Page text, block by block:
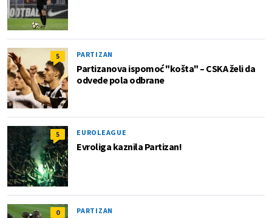
5 PARTIZAN
Partizanova ispomoć "košta" – CSKA želi da
odvede pola odbrane
5 EUROLEAGUE
Evroliga kaznila Partizan!
0 PARTIZAN